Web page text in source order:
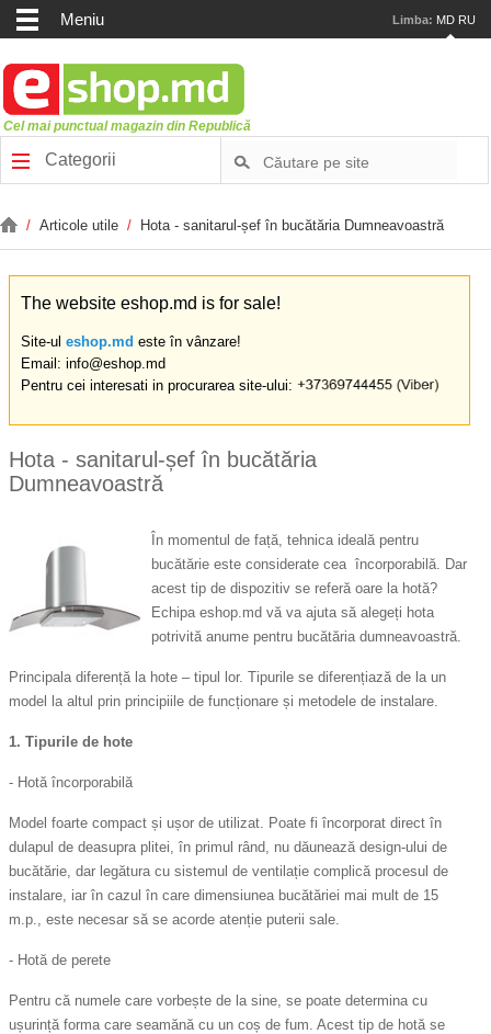
Meniu Limba: MD RU
Cel mai punctual magazin din Republică
Categorii
/ Articole utile / Hota - sanitarul-șef în bucătăria Dumneavoastră
The website eshop.md is for sale!
Site-ul eshop.md este în vânzare!
Email: info@eshop.md
Pentru cei interesati in procurarea site-ului:
Hota - sanitarul-șef în bucătăria
Dumneavoastră
În momentul de față, tehnica ideală pentru
bucătărie este considerate cea încorporabilă. Dar
acest tip de dispozitiv se referă oare la hotă?
Echipa eshop.md vă va ajuta să alegeți hota
potrivită anume pentru bucătăria dumneavoastră.
Principala diferență la hote – tipul lor. Tipurile se diferențiază de la un
model la altul prin principiile de funcționare și metodele de instalare.
1. Tipurile de hote
- Hotă încorporabilă
Model foarte compact și ușor de utilizat. Poate fi încorporat direct în
dulapul de deasupra plitei, în primul rând, nu dăunează design-ului de
bucătărie, dar legătura cu sistemul de ventilație complică procesul de
instalare, iar în cazul în care dimensiunea bucătăriei mai mult de 15
m.p., este necesar să se acorde atenție puterii sale.
- Hotă de perete
Pentru că numele care vorbește de la sine, se poate determina cu
ușurință forma care seamănă cu un coș de fum. Acest tip de hotă se